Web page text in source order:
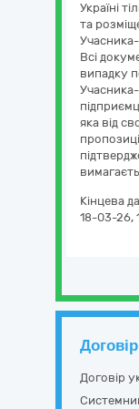
Україні
та
Всі
випадку
яка від
Кінцева
18-03-26,
Договір
Договір